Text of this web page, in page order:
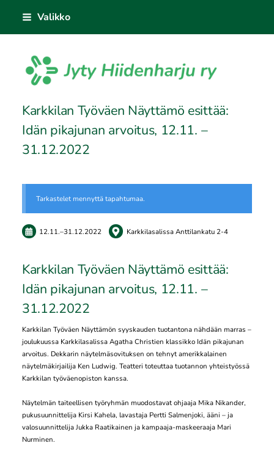
sisältöön
Valikko
Sivuston etusivulle
Karkkilan Työväen Näyttämö esittää:
Idän pikajunan arvoitus, 12.11. –
31.12.2022
Tarkastelet mennyttä tapahtumaa.
12.11.–31.12.2022 Karkkilasalissa Anttilankatu 2-4
Karkkilan Työväen Näyttämö esittää:
Idän pikajunan arvoitus, 12.11. –
31.12.2022
Karkkilan Työväen Näyttämön syyskauden tuotantona nähdään marras –
joulukuussa Karkkilasalissa Agatha Christien klassikko Idän pikajunan
arvoitus. Dekkarin näytelmäsovituksen on tehnyt amerikkalainen
näytelmäkirjailija Ken Ludwig. Teatteri toteuttaa tuotannon yhteistyössä
Karkkilan työväenopiston kanssa.
Näytelmän taiteellisen työryhmän muodostavat ohjaaja Mika Nikander,
pukusuunnittelija Kirsi Kahela, lavastaja Pertti Salmenjoki, ääni – ja
valosuunnittelija Jukka Raatikainen ja kampaaja-maskeeraaja Mari
Nurminen.